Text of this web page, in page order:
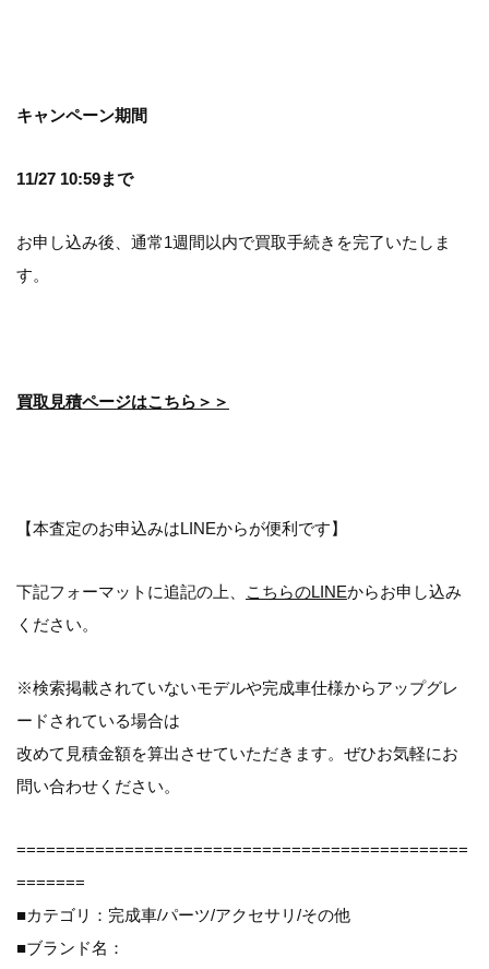
キャンペーン期間
11/27 10:59まで
お申し込み後、通常1週間以内で買取手続きを完了いたしま
す。
買取見積ページはこちら＞＞
【本査定のお申込みはLINEからが便利です】
下記フォーマットに追記の上、 こちらのLINEからお申し込み
ください。
※検索掲載されていないモデルや完成車仕様からアップグレ
ードされている場合は
改めて見積金額を算出させていただきます。ぜひお気軽にお
問い合わせください。
==============================================
=======
■カテゴリ：完成車/パーツ/アクセサリ/その他
■ブランド名：